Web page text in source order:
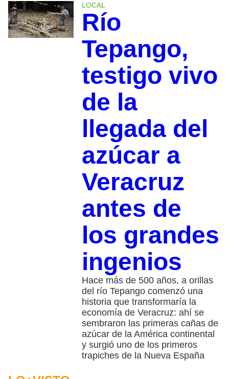
LOCAL
Río
Tepango,
testigo vivo
de la
llegada del
azúcar a
Veracruz
antes de
los grandes
ingenios
Hace más de 500 años, a orillas
del río Tepango comenzó una
historia que transformaría la
economía de Veracruz: ahí se
sembraron las primeras cañas de
azúcar de la América continental
y surgió uno de los primeros
trapiches de la Nueva España